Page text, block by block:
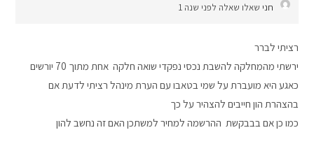
חני שאלו שאלה לפני שנה 1
רציתי לברר
ירשתי מהמחלקה להשבת נכסי נפקדי שואה חלקה אחת מתוך 70 יורשים
כאגע היא מועברת על שמי בטאבו עם הערת מינהל רציתי לדעת אם
בהצהרת הון חייבים להצהיר על כך
כמו כן אם בבבקשת ההרשמה למחיר למשתכן האם זה נחשב להון